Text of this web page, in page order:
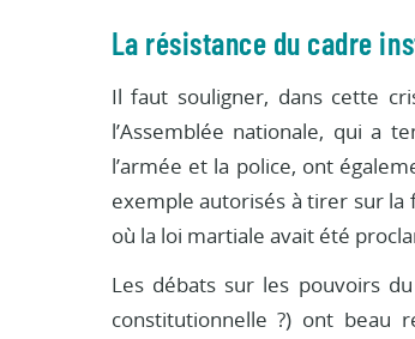
La résistance du cadre
Il faut souligner, dans cette
l’Assemblée nationale, qui a
l’armée et la police, ont
exemple autorisés à tirer sur
où la loi martiale avait été
Les débats sur les pouvoirs
constitutionnelle ?) ont beau